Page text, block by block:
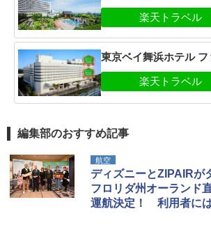
東京ベイ舞浜ホテル フ
編集部のおすすめ記事
航空
ディズニーとZIPAIRが
フロリダ州オーランド
運航決定！ 利用者に